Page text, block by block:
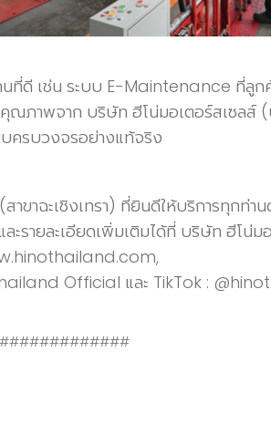
ที่ดี เช่น ระบบ E-Maintenance ที่ลูก
คุณภาพจาก บริษัท ฮีโน่มอเตอร์สเซลส์
ครบวงจรอย่างแท้จริง
าฉะเชิงเทรา) ที่ยินดีให้บริการทุกท่าน
รายละเอียดเพิ่มเติมได้ที่ บริษัท ฮีโน่ม
ฮีโน่ออนไลน์ ได้ที่
Official และ TikTok :